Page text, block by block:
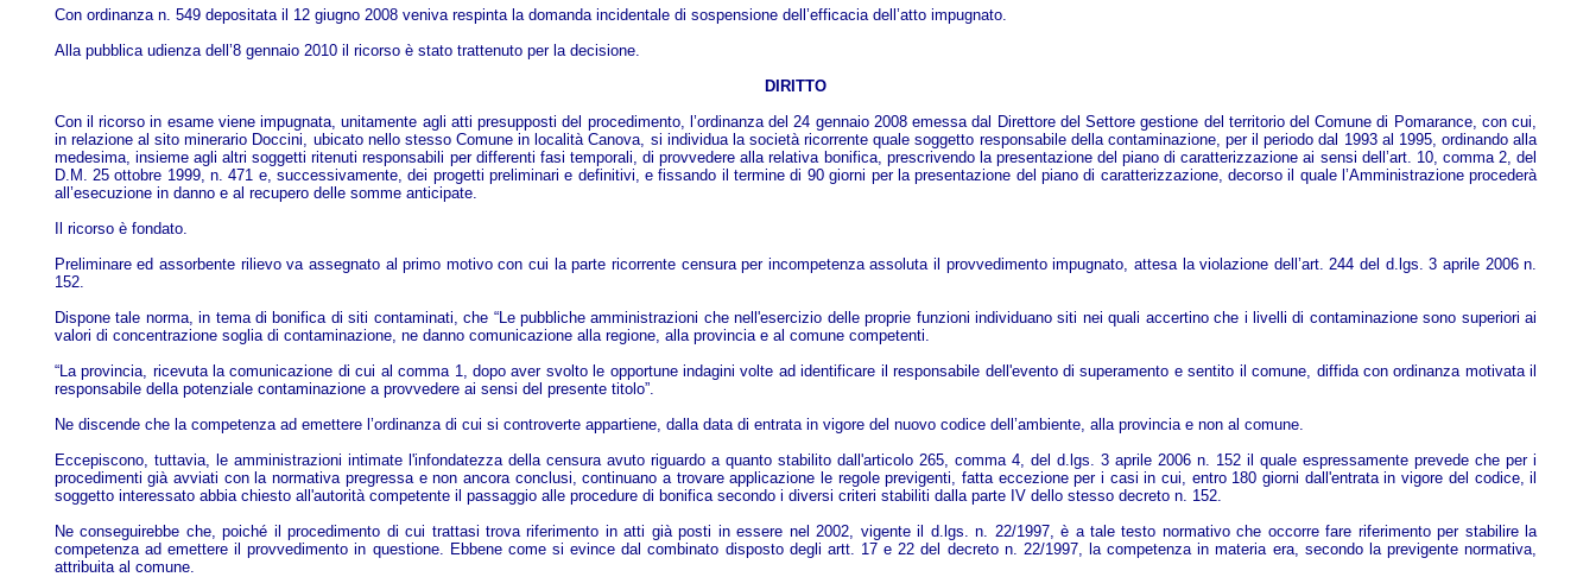
Con ordinanza n. 549 depositata il 12 giugno 2008 veniva respinta la domanda incidentale di sospensione dell’efficacia dell’atto impugnato.
Alla pubblica udienza dell’8 gennaio 2010 il ricorso è stato trattenuto per la decisione.
DIRITTO
Con il ricorso in esame viene impugnata, unitamente agli atti presupposti del procedimento, l’ordinanza del 24 gennaio 2008 emessa dal Direttore del Settore gestione del territorio del Comune di Pomarance, con cui,
in relazione al sito minerario Doccini, ubicato nello stesso Comune in località Canova, si individua la società ricorrente quale soggetto responsabile della contaminazione, per il periodo dal 1993 al 1995, ordinando alla
medesima, insieme agli altri soggetti ritenuti responsabili per differenti fasi temporali, di provvedere alla relativa bonifica, prescrivendo la presentazione del piano di caratterizzazione ai sensi dell’art. 10, comma 2, del
D.M. 25 ottobre 1999, n. 471 e, successivamente, dei progetti preliminari e definitivi, e fissando il termine di 90 giorni per la presentazione del piano di caratterizzazione, decorso il quale l’Amministrazione procederà
all’esecuzione in danno e al recupero delle somme anticipate.
Il ricorso è fondato.
Preliminare ed assorbente rilievo va assegnato al primo motivo con cui la parte ricorrente censura per incompetenza assoluta il provvedimento impugnato, attesa la violazione dell’art. 244 del d.lgs. 3 aprile 2006 n.
152.
Dispone tale norma, in tema di bonifica di siti contaminati, che “Le pubbliche amministrazioni che nell'esercizio delle proprie funzioni individuano siti nei quali accertino che i livelli di contaminazione sono superiori ai
valori di concentrazione soglia di contaminazione, ne danno comunicazione alla regione, alla provincia e al comune competenti.
“La provincia, ricevuta la comunicazione di cui al comma 1, dopo aver svolto le opportune indagini volte ad identificare il responsabile dell'evento di superamento e sentito il comune, diffida con ordinanza motivata il
responsabile della potenziale contaminazione a provvedere ai sensi del presente titolo”.
Ne discende che la competenza ad emettere l’ordinanza di cui si controverte appartiene, dalla data di entrata in vigore del nuovo codice dell’ambiente, alla provincia e non al comune.
Eccepiscono, tuttavia, le amministrazioni intimate l'infondatezza della censura avuto riguardo a quanto stabilito dall'articolo 265, comma 4, del d.lgs. 3 aprile 2006 n. 152 il quale espressamente prevede che per i
procedimenti già avviati con la normativa pregressa e non ancora conclusi, continuano a trovare applicazione le regole previgenti, fatta eccezione per i casi in cui, entro 180 giorni dall'entrata in vigore del codice, il
soggetto interessato abbia chiesto all'autorità competente il passaggio alle procedure di bonifica secondo i diversi criteri stabiliti dalla parte IV dello stesso decreto n. 152.
Ne conseguirebbe che, poiché il procedimento di cui trattasi trova riferimento in atti già posti in essere nel 2002, vigente il d.lgs. n. 22/1997, è a tale testo normativo che occorre fare riferimento per stabilire la
competenza ad emettere il provvedimento in questione. Ebbene come si evince dal combinato disposto degli artt. 17 e 22 del decreto n. 22/1997, la competenza in materia era, secondo la previgente normativa,
attribuita al comune.